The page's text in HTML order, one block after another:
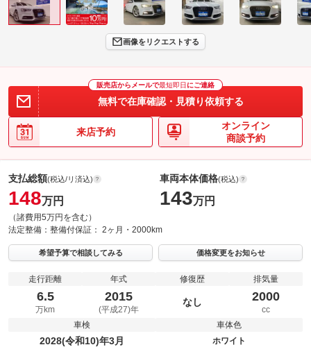
画像をリクエストする
販売店からメールで最短即日 にご連絡
無料で在庫確認・見積り依頼する
来店予約
オンライン
商談予約
支払総額(税込/リ済込)
148万円
（諸費用5万円を含む）
車両本体価格(税込)
143万円
法定整備： 整備付保証： 2ヶ月・2000km
希望予算で相談してみる 価格変更をお知らせ
走行距離
6.5
万km
年式
2015
(平成27)年
修復歴
なし
排気量
2000
cc
車検
2028(令和10)年3月
車体色
ホワイト